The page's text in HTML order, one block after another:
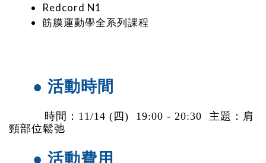
Redcord N1
筋膜運動學全系列課程
● 活動時間
時間 ：11/14 (四) 19:00 - 20:30 主題：肩
頸部位鬆弛
● 活動費用